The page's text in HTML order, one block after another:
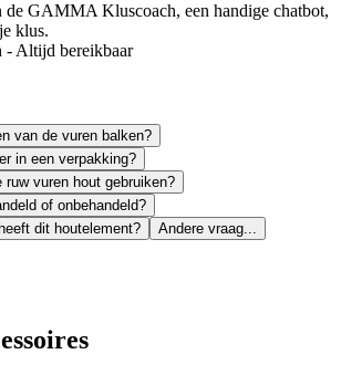
de GAMMA Kluscoach, een handige chatbot,
klus.
Altijd bereikbaar
van de vuren balken?
in een verpakking?
vuren hout gebruiken?
of onbehandeld?
dit houtelement?
Andere vraag...